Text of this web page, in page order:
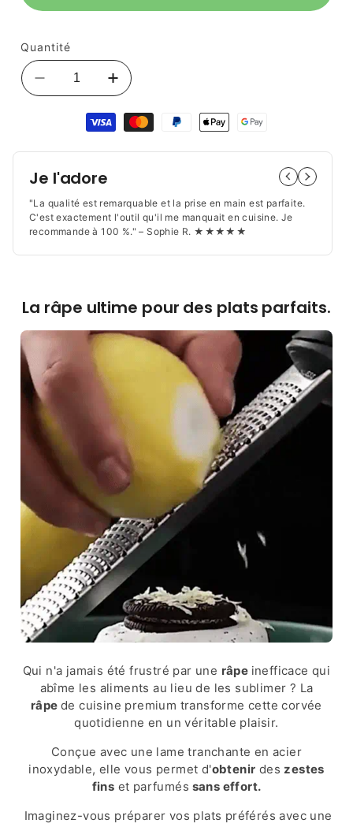
Quantité
Réduire
la
quantité
RAPE
Zestra™
Augmenter
la
quantité
de
RAPE
paiement
Je l'adore
"La qualité est remarquable et la prise en main est parfaite.
C'est exactement l'outil qu'il me manquait en cuisine. Je
recommande à 100 %." – Sophie R. ★★★★★
La râpe ultime pour des plats parfaits.
Qui n'a jamais été frustré par une râpe inefficace qui
abîme les aliments au lieu de les sublimer ? La
râpede cuisine premium transforme cette corvée
quotidienne en un véritable plaisir.
Conçue avec une lame tranchante en acier
inoxydable, elle vous permet d'obtenir deszestes
fins et parfumés sans effort.
Imaginez-vous préparer vos plats préférés avec une